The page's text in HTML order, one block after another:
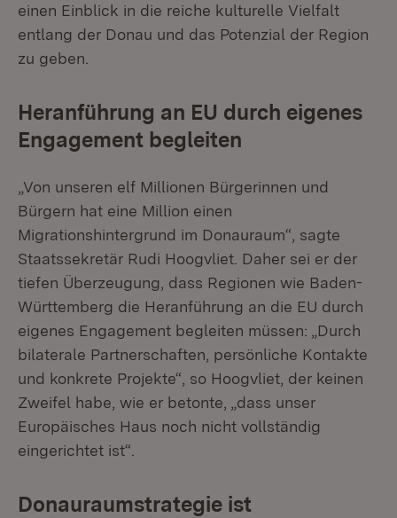
einen Einblick in die reiche kulturelle Vielfalt
entlang der Donau und das Potenzial der Region
zu geben.
Heranführung an EU durch eigenes
Engagement begleiten
„Von unseren elf Millionen Bürgerinnen und
Bürgern hat eine Million einen
Migrationshintergrund im Donauraum“, sagte
Staatssekretär Rudi Hoogvliet. Daher sei er der
tiefen Überzeugung, dass Regionen wie Baden-
Württemberg die Heranführung an die EU durch
eigenes Engagement begleiten müssen: „Durch
bilaterale Partnerschaften, persönliche Kontakte
und konkrete Projekte“, so Hoogvliet, der keinen
Zweifel habe, wie er betonte, „dass unser
Europäisches Haus noch nicht vollständig
eingerichtet ist“.
Donauraumstrategie ist